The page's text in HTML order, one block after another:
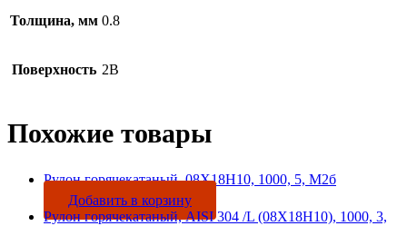
Толщина, мм 0.8
Поверхность 2B
Похожие товары
Рулон горячекатаный, 08Х18Н10, 1000, 5, М2б
Добавить в корзину
Рулон горячекатаный, AISI 304 /L (08Х18Н10), 1000, 3,